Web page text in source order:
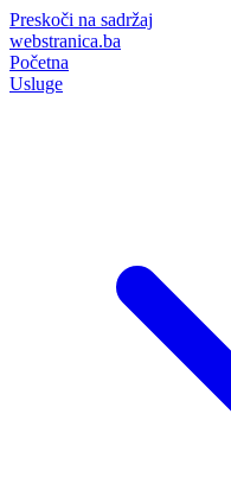
Preskoči na sadržaj
webstranica.ba
Početna
Usluge